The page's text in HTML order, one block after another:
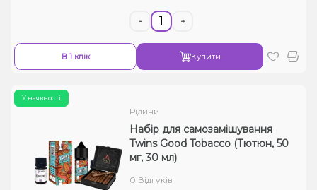
- +
В 1 клік Купити
У наявності
Рідини
Набір для самозамішування
Twins Good Tobacco (Тютюн, 50
мг, 30 мл)
0 Відгуків